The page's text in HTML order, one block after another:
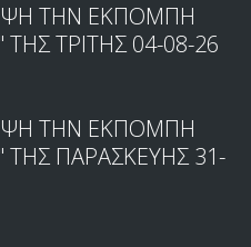
ΤΗΝ ΕΚΠΟΜΠΗ
ΤΗΣ ΤΡΙΤΗΣ 04-08-26
ΤΗΝ ΕΚΠΟΜΠΗ
ΤΗΣ ΠΑΡΑΣΚΕΥΗΣ 31-